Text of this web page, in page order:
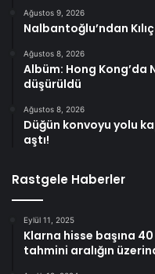
Ağustos 9, 2026
Nalbantoğlu’ndan
Ağustos 8, 2026
Albüm: Hong Kong’da
düşürüldü
Ağustos 8, 2026
Düğün konvoyu yolu
aştı!
Rastgele Haberler
Eylül 11, 2025
Klarna hisse başına
tahmini aralığın